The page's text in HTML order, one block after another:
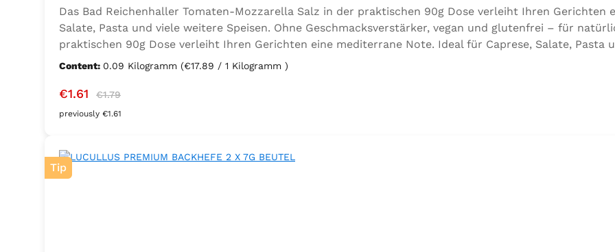
Das Bad Reichenhaller Tomaten-Mozzarella Salz in der praktischen 90g Dose verleiht Ihren Gerichten
Salate, Pasta und viele weitere Speisen. Ohne Geschmacksverstärker, vegan und glutenfrei – für
praktischen 90g Dose verleiht Ihren Gerichten eine mediterrane Note. Ideal für Caprese, Salate, Pasta
Geschmacksverstärker, vegan und glutenfrei – für natürlichen Genuss in bester Qualität.
Content: 0.09 Kilogramm (€17.89 / 1 Kilogramm )
Sale price:
€1.61 Regular price:
€1.79
previously €1.61
Tip